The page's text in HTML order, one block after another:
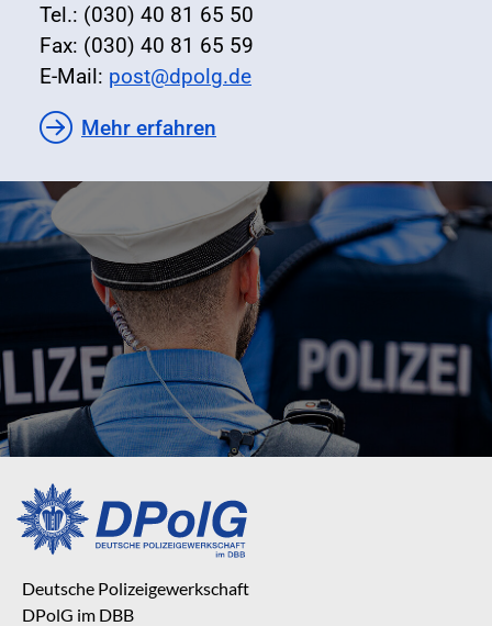
Tel.: (030) 40 81 65 50
Fax: (030) 40 81 65 59
E-Mail: post@dpolg.de
Mehr erfahren
Deutsche Polizeigewerkschaft
DPolG im DBB